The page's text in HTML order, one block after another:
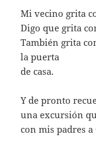
Mi vecino grita
Digo que grita
También grita
la puerta
de casa.
Y de pronto
una excursión
con mis padres